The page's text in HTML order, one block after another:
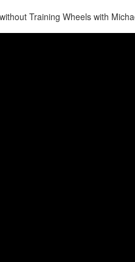
Training Wheels with